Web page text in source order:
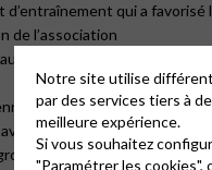
qui a favorisé
de l’association
à l’élan impulsé par
et écologie est bien plus
déjà travaillé sur ce
des Églises
Notre site utilise
par des services tiers à
meilleure expérience.
Si vous souhaitez
"Paramétrer les